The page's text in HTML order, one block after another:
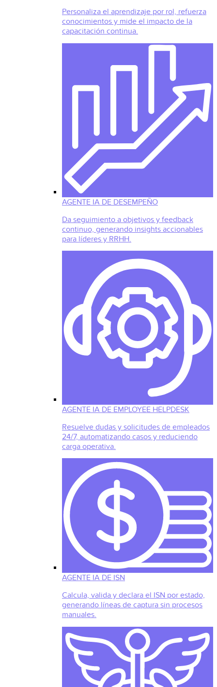
Personaliza el aprendizaje por rol, refuerza
conocimientos y mide el impacto de la
capacitación continua.
AGENTE IA DE DESEMPEÑO
Da seguimiento a objetivos y feedback
continuo, generando insights accionables
para líderes y RRHH.
AGENTE IA DE EMPLOYEE HELPDESK
Resuelve dudas y solicitudes de empleados
24/7, automatizando casos y reduciendo
carga operativa.
AGENTE IA DE ISN
Calcula, valida y declara el ISN por estado,
generando líneas de captura sin procesos
manuales.